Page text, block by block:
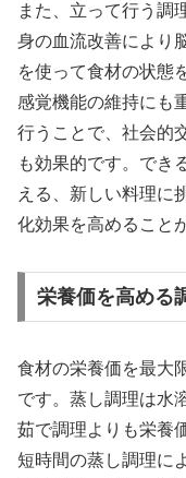
また、立って行う調
身の血流改善により
を使って食材の状態
感覚機能の維持にも
行うことで、社会的
も効果的です。でき
える、新しい料理に
化効果を高めること
栄養価を高める
食材の栄養価を最大
です。蒸し調理は水
茹で調理よりも栄養
短時間の蒸し調理に